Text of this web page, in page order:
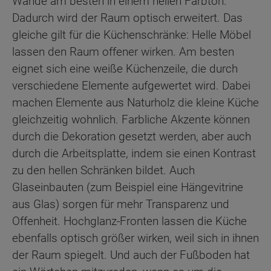
Dadurch wird der Raum optisch erweitert. Das
gleiche gilt für die Küchenschränke: Helle Möbel
lassen den Raum offener wirken. Am besten
eignet sich eine weiße Küchenzeile, die durch
verschiedene Elemente aufgewertet wird. Dabei
machen Elemente aus Naturholz die kleine Küche
gleichzeitig wohnlich. Farbliche Akzente können
durch die Dekoration gesetzt werden, aber auch
durch die Arbeitsplatte, indem sie einen Kontrast
zu den hellen Schränken bildet. Auch
Glaseinbauten (zum Beispiel eine Hängevitrine
aus Glas) sorgen für mehr Transparenz und
Offenheit. Hochglanz-Fronten lassen die Küche
ebenfalls optisch größer wirken, weil sich in ihnen
der Raum spiegelt. Und auch der Fußboden hat